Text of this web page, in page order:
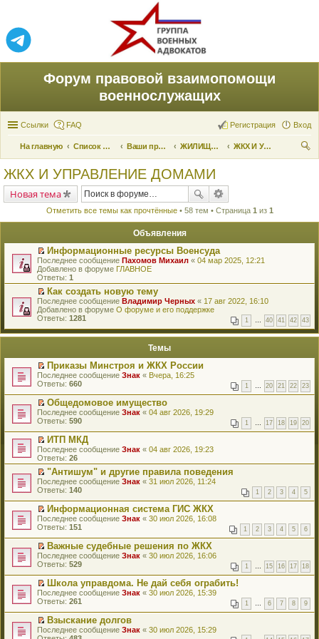
Форум правовой взаимопомощи
военнослужащих
Ссылки FAQ Вход
Регистрация
На главную Список форумов Ваши права и их реализация ЖИЛИЩНЫЕ ВОПРОСЫ
ЖКХ И УПРАВЛЕНИЕ ДОМАМИ
ЖКХ И УПРАВЛЕНИЕ ДОМАМИ
Новая тема
Отметить все темы как прочтённые• 58 тем • Страница 1 из 1
Объявления
П
е
р
е
й
т
и
к
е
о
м
у
н
е
п
р
о
и
т
а
н
н
о
м
с
о
о
б
щ
е
н
и
ю
Информационные ресурсы Военсуда
Последнее сообщение Пахомов Михаил « 04 мар 2025, 12:21
Добавлено в форуме ГЛАВНОЕ
Ответы: 1
П
е
р
й
к
п
е
р
в
о
м
у
е
п
р
о
ч
и
т
а
н
н
о
м
у
с
о
о
щ
е
н
и
ю
Как создать новую тему
Последнее сообщение Владимир Черных « 17 авг 2022, 16:10
Добавлено в форуме О форуме и его поддержке
Ответы: 1281 1 … 40 41 42 43
Темы
П
е
е
й
т
и
к
п
е
р
в
м
у
н
е
п
р
ч
и
т
а
н
н
о
м
у
с
о
Приказы Минстроя и ЖКХ России
Последнее сообщение Знак « Вчера, 16:25
Ответы: 660 1 … 20 21 22 23
П
е
е
й
т
и
к
п
е
р
в
о
м
у
н
е
п
р
ч
и
т
а
н
н
о
Общедомовое имущество
Последнее сообщение Знак « 04 авг 2026, 19:29
Ответы: 590 1 … 17 18 19 20
П
е
р
е
й
т
к
п
е
р
в
о
м
у
н
е
п
р
ч
и
т
ИТП МКД
Последнее сообщение Знак « 04 авг 2026, 19:23
Ответы: 26
П
е
е
й
т
и
к
п
е
р
в
о
м
у
е
п
р
"Антишум" и другие правила поведения
Последнее сообщение Знак « 31 июл 2026, 11:24
Ответы: 140 1 2 3 4 5
П
е
е
й
т
и
к
п
е
р
в
о
м
у
Информационная система ГИС ЖКХ
Последнее сообщение Знак « 30 июл 2026, 16:08
Ответы: 151 1 2 3 4 5 6
П
е
е
й
т
и
к
п
е
Важные судебные решения по ЖКХ
Последнее сообщение Знак « 30 июл 2026, 16:06
Ответы: 529 1 … 15 16 17 18
П
е
е
й
т
Школа управдома. Не дай себя ограбить!
Последнее сообщение Знак « 30 июл 2026, 15:39
Ответы: 261 1 … 6 7 8 9
П
е
Взыскание долгов
Последнее сообщение Знак « 30 июл 2026, 15:29